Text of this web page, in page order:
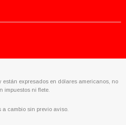
están expresados en dólares americanos, no
impuestos ni flete.
a cambio sin previo aviso.